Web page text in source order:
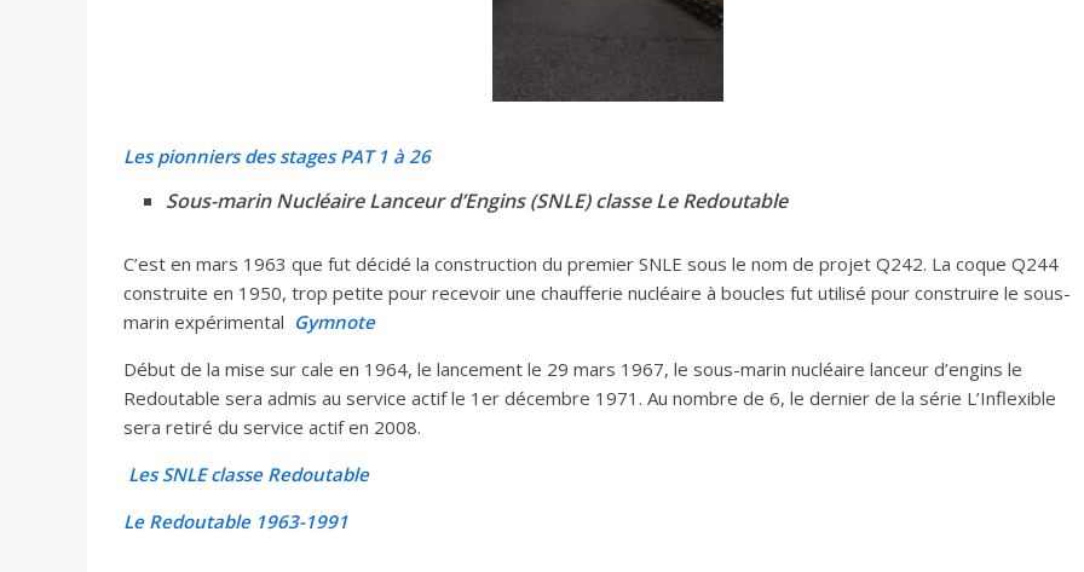
Les pionniers des stages PAT 1 à 26
Sous-marin Nucléaire Lanceur d’Engins (SNLE) classe Le Redoutable
C’est en mars 1963 que fut décidé la construction du premier SNLE sous le nom de projet Q242. La coque Q244
construite en 1950, trop petite pour recevoir une chaufferie nucléaire à boucles fut utilisé pour construire le sous-
marin expérimental Gymnote
Début de la mise sur cale en 1964, le lancement le 29 mars 1967, le sous-marin nucléaire lanceur d’engins le
Redoutable sera admis au service actif le 1er décembre 1971. Au nombre de 6, le dernier de la série L’Inflexible
sera retiré du service actif en 2008.
Les SNLE classe Redoutable
Le Redoutable 1963-1991